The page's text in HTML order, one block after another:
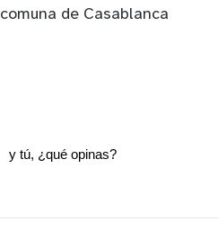
comuna de Casablanca
y tú, ¿qué opinas?